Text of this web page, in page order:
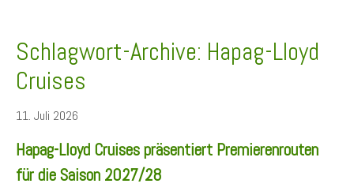
Schlagwort-Archive: Hapag-Lloyd
Cruises
11. Juli 2026
Hapag-Lloyd Cruises präsentiert Premierenrouten
für die Saison 2027/28